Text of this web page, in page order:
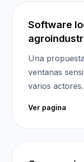
Software
Una
ventanas
varios actores.
Ver pagina